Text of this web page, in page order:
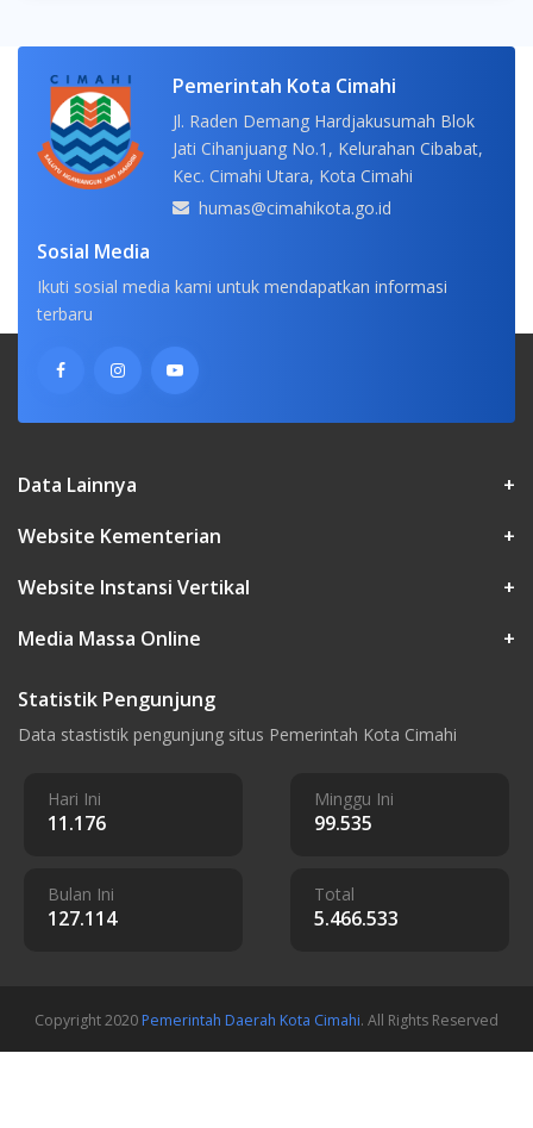
Pemerintah Kota Cimahi
Jl. Raden Demang Hardjakusumah Blok
Jati Cihanjuang No.1, Kelurahan Cibabat,
Kec. Cimahi Utara, Kota Cimahi
humas@cimahikota.go.id
Sosial Media
Ikuti sosial media kami untuk mendapatkan informasi
terbaru
Data Lainnya
+
Website Kementerian
+
Website Instansi Vertikal
+
Media Massa Online
+
Statistik Pengunjung
Data stastistik pengunjung situs Pemerintah Kota Cimahi
Hari Ini
11.176
Minggu Ini
99.535
Bulan Ini
127.114
Total
5.466.533
Copyright 2020 Pemerintah Daerah Kota Cimahi. All Rights Reserved